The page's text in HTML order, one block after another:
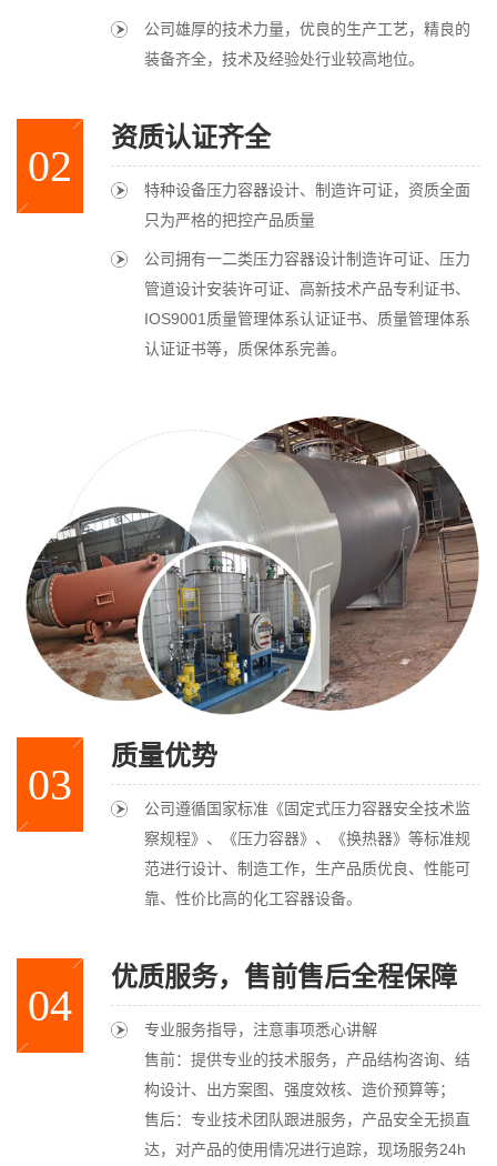
公司雄厚的技术力量，优良的生产工艺，精良的
装备齐全，技术及经验处行业较高地位。
02
资质认证齐全
特种设备压力容器设计、制造许可证，资质全面
只为严格的把控产品质量
公司拥有一二类压力容器设计制造许可证、压力
管道设计安装许可证、高新技术产品专利证书、
IOS9001质量管理体系认证证书、质量管理体系
认证证书等，质保体系完善。
03
质量优势
公司遵循国家标准《固定式压力容器安全技术监
察规程》、《压力容器》、《换热器》等标准规
范进行设计、制造工作，生产品质优良、性能可
靠、性价比高的化工容器设备。
04
优质服务，售前售后全程保障
专业服务指导，注意事项悉心讲解
售前：提供专业的技术服务，产品结构咨询、结
构设计、出方案图、强度效核、造价预算等；
售后：专业技术团队跟进服务，产品安全无损直
达，对产品的使用情况进行追踪，现场服务24h